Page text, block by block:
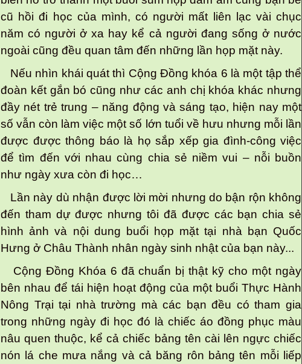
cũ hồi đi học của mình, có người mất liên lạc vài chục
năm có người ở xa hay kể cả người đang sống ở nước
ngoài cũng đều quan tâm đến những lần họp mặt này.
Nếu nhìn khái quát thì Cộng Đồng khóa 6 là một tập thể
đoàn kết gắn bó cũng như các anh chị khóa khác nhưng
đầy nét trẻ trung – năng động và sáng tạo, hiện nay một
số vẫn còn làm việc một số lớn tuổi về hưu nhưng mỗi lần
được được thông báo là họ sắp xếp gia đình-công việc
để tìm đến với nhau cùng chia sẻ niềm vui – nỗi buồn
như ngày xưa còn đi học…
Lần này dù nhận được lời mời nhưng do bận rộn không
đến tham dự được nhưng tôi đã được các bạn chia sẻ
hình ảnh và nội dung buổi họp mặt tại nhà bạn Quốc
Hưng ở Châu Thành nhân ngày sinh nhật của bạn này...
Cộng Đồng Khóa 6 đã chuẩn bị thật kỹ cho một ngày
bên nhau để tái hiện hoạt động của một buổi Thực Hành
Nông Trại tại nhà trường mà các bạn đều có tham gia
trong những ngày đi học đó là chiếc áo đồng phục màu
nâu quen thuộc, kể cả chiếc bảng tên cài lên ngực chiếc
nón lá che mưa nắng và cả băng rôn bảng tên mỗi liếp